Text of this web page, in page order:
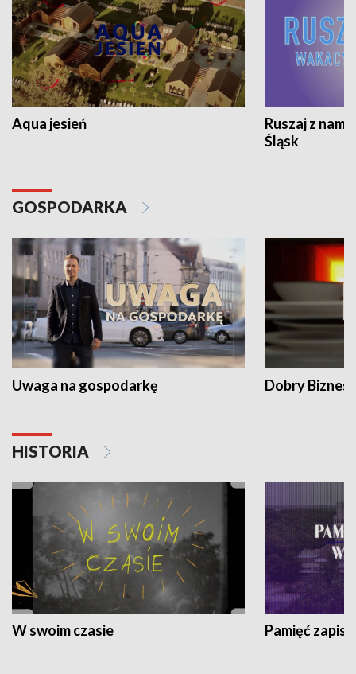
Aqua jesień
Ruszaj z
Śląsk
GOSPODARKA
Uwaga na gospodarkę Dobry Biznes
HISTORIA
W swoim czasie Pamięć